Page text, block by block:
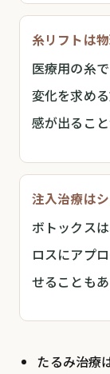
糸リフトは
医療用の糸
変化を求め
感が出ること
注入治療は
ボトックス
ロスにアプ
せることもあ
たるみ治療